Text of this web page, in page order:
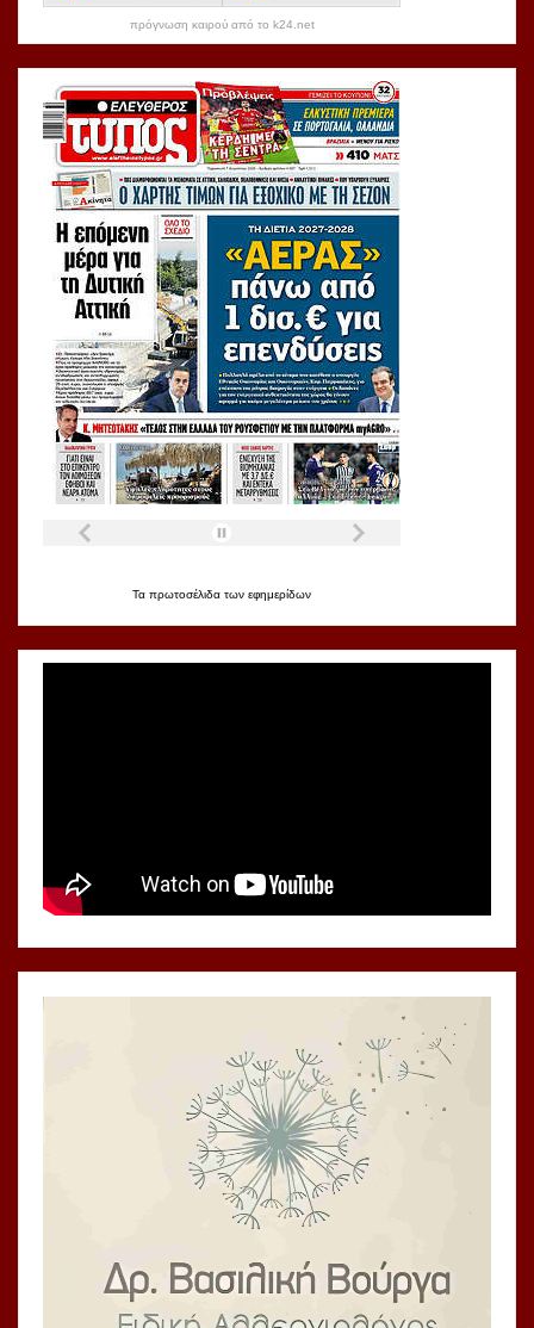
πρόγνωση καιρού από το k24.net
Τα πρωτοσέλιδα των εφημερίδων